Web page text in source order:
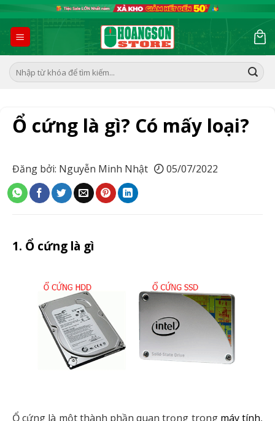
to
content
Tìm
kiếm:
Ổ cứng là gì? Có mấy loại?
Đăng bởi: Nguyễn Minh Nhật 05/07/2022
1. Ổ cứng là gì
Ổ cứng là một thành phần quan trọng trong máy tính,